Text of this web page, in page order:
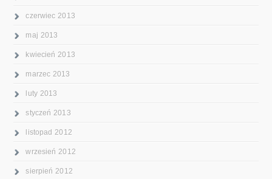
czerwiec 2013
maj 2013
kwiecień 2013
marzec 2013
luty 2013
styczeń 2013
listopad 2012
wrzesień 2012
sierpień 2012